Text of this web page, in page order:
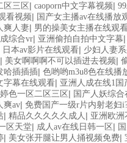
区三区 | caoporn中文字幕视频|
看视频| 国产女主播av在线播放
爽人妻| 男的操美女主播在线观
综合vr| 亚洲偷拍自拍中文字幕
日本av影片在线观看| 少妇人妻
| 美女啊啊啊不可以插进去视频|
哈插插插| 色哟哟m3u8色在线播
字幕在线观看| 亚洲人成在线1国
色一区二区三区 | 国产人妖综
爽av| 免费国产一级r片内射老妇
| 精品久久久久久成人 | 亚洲欧洲
区天堂| 成人av在线日韩一区 |
| 美女张开腿让男人捅视频免费|